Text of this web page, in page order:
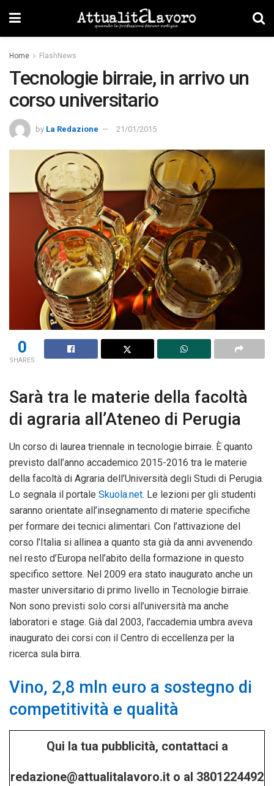
Home FlashNews
Tecnologie birraie, in arrivo un
corso universitario
by La Redazione 21/01/2015
0
SHARES
Sarà tra le materie della facoltà
di agraria all’Ateneo di Perugia
Un corso di laurea triennale in tecnologie birraie. È quanto
previsto dall’anno accademico 2015-2016 tra le materie
della facoltà di Agraria dell’Università degli Studi di Perugia.
Lo segnala il portale Skuola.net. Le lezioni per gli studenti
saranno orientate all’insegnamento di materie specifiche
per formare dei tecnici alimentari. Con l’attivazione del
corso l’Italia si allinea a quanto sta già da anni avvenendo
nel resto d’Europa nell’abito della formazione in questo
specifico settore. Nel 2009 era stato inaugurato anche un
master universitario di primo livello in Tecnologie birraie.
Non sono previsti solo corsi all’università ma anche
laboratori e stage. Già dal 2003, l’accademia umbra aveva
inaugurato dei corsi con il Centro di eccellenza per la
ricerca sula birra.
Vino, 2,8 mln euro a sostegno di
competitività e qualità
Qui la tua pubblicità, contattaci a
redazione@attualitalavoro.it o al 3801224492